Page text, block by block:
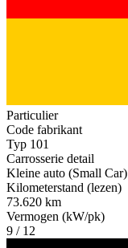
Particulier
Code fabrikant
Typ 101
Carrosserie detail
Kleine auto (Small Car)
Kilometerstand (lezen)
73.620 km
Vermogen (kW/pk)
9 / 12